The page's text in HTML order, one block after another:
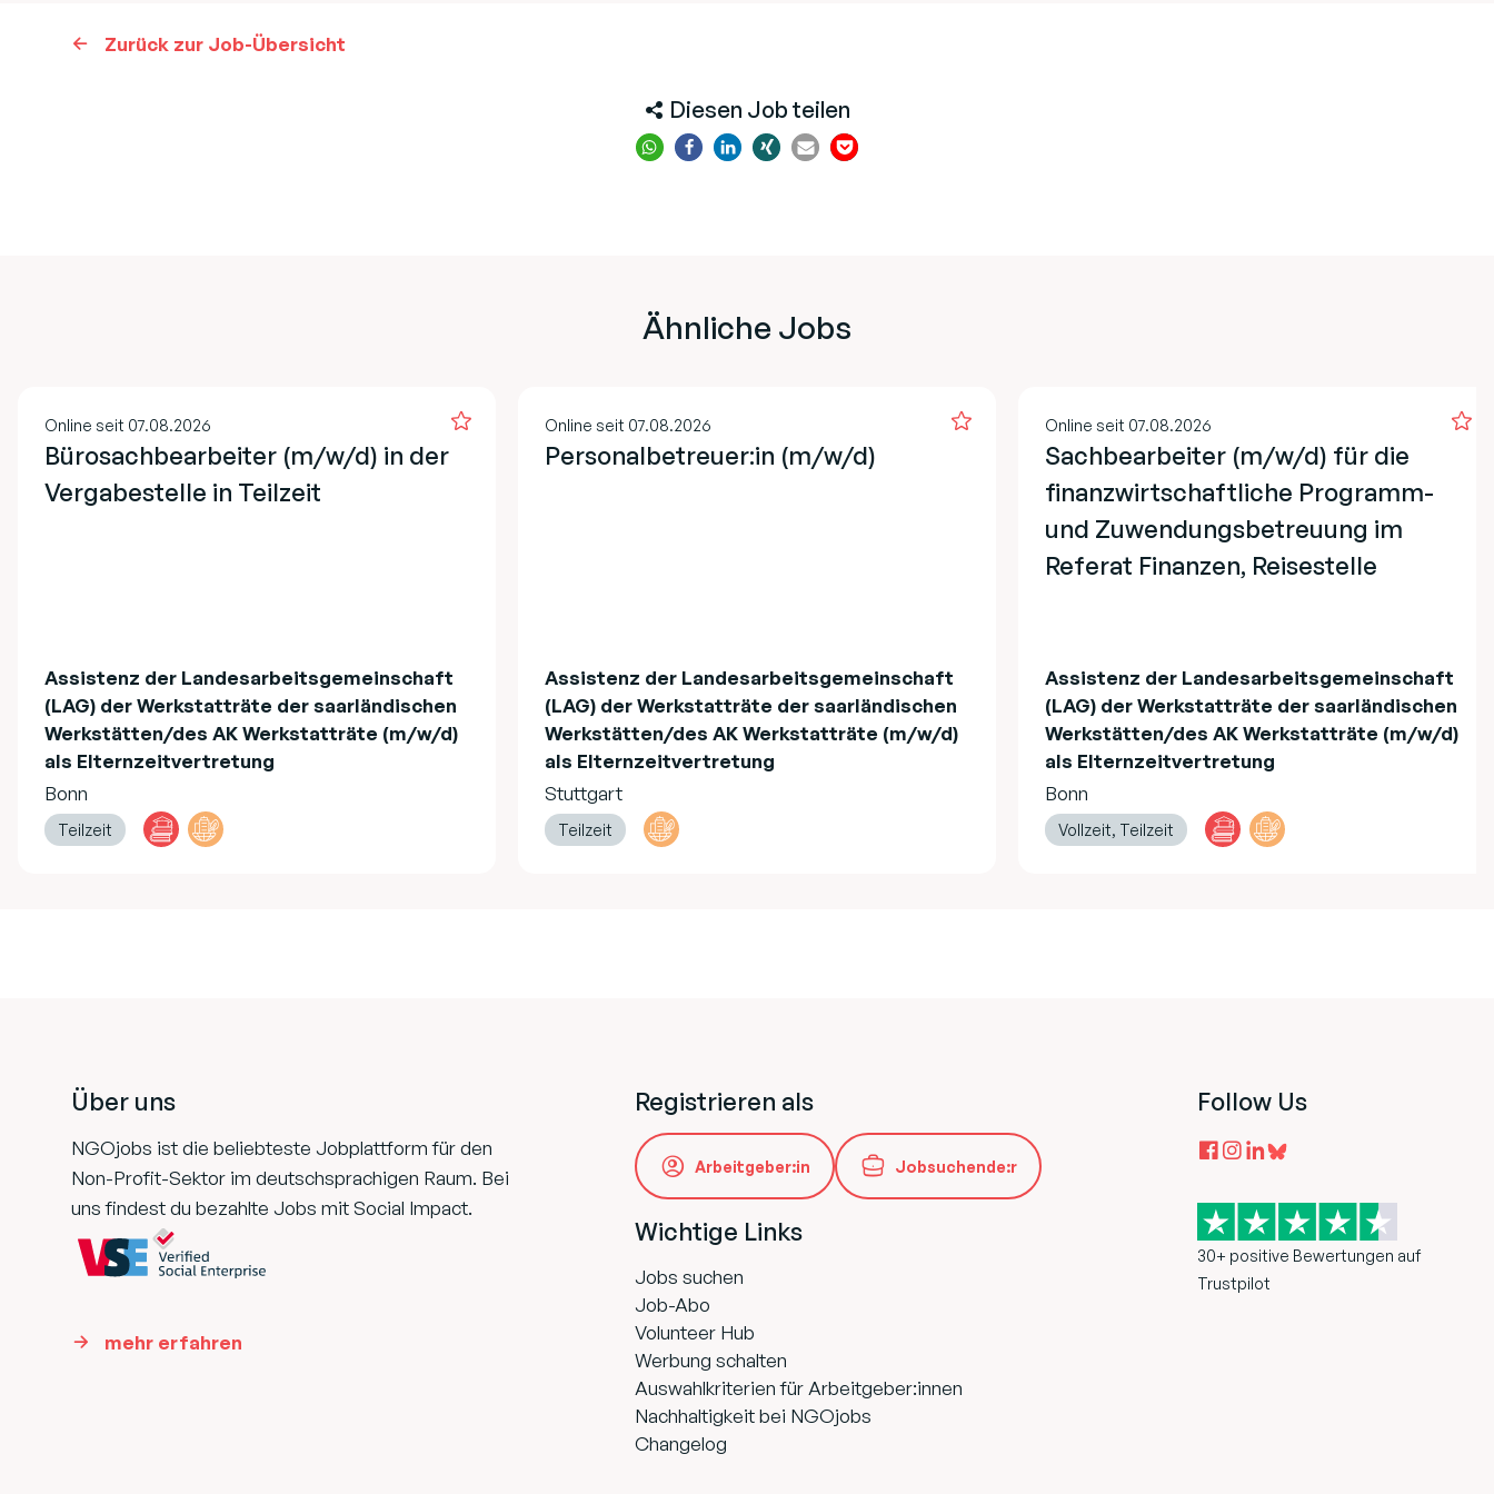
Zurück zur Job-Übersicht
Diesen Job teilen
Ähnliche Jobs
Online seit 07.08.2026
Bürosachbearbeiter (m/w/d) in der
Vergabestelle in Teilzeit
Assistenz der Landesarbeitsgemeinschaft
(LAG) der Werkstatträte der saarländischen
Werkstätten/des AK Werkstatträte (m/w/d)
als Elternzeitvertretung
Bonn
Teilzeit
Online seit 07.08.2026
Personalbetreuer:in (m/w/d)
Assistenz der Landesarbeitsgemeinschaft
(LAG) der Werkstatträte der saarländischen
Werkstätten/des AK Werkstatträte (m/w/d)
als Elternzeitvertretung
Stuttgart
Teilzeit
Online seit 07.08.2026
Sachbearbeiter (m/w/d) für die
finanzwirtschaftliche Programm-
und Zuwendungsbetreuung im
Referat Finanzen, Reisestelle
Assistenz der Landesarbeitsgemeinschaft
(LAG) der Werkstatträte der saarländischen
Werkstätten/des AK Werkstatträte (m/w/d)
als Elternzeitvertretung
Bonn
Vollzeit, Teilzeit
Über uns
NGOjobs ist die beliebteste Jobplattform für den
Non-Profit-Sektor im deutschsprachigen Raum. Bei
uns findest du bezahlte Jobs mit Social Impact.
mehr erfahren
Registrieren als
Arbeitgeber:in Jobsuchende:r
Wichtige Links
Jobs suchen
Job-Abo
Volunteer Hub
Werbung schalten
Auswahlkriterien für Arbeitgeber:innen
Nachhaltigkeit bei NGOjobs
Changelog
Follow Us
30+ positive Bewertungen auf
Trustpilot